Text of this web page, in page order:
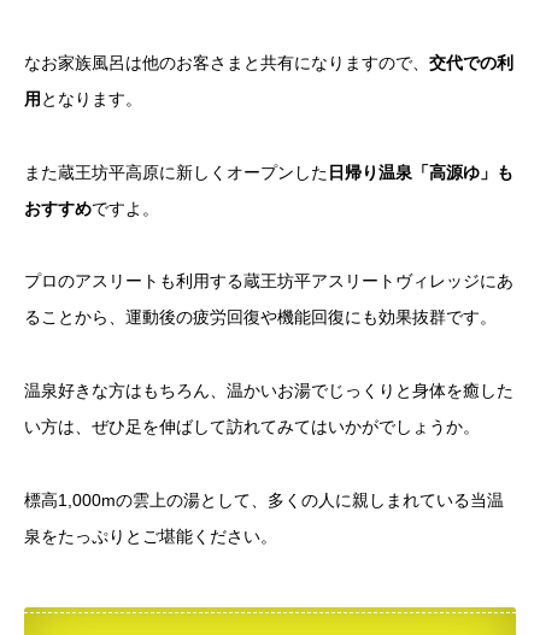
なお家族風呂は他のお客さまと共有になりますので、 交代での利
用 となります。
また蔵王坊平高原に新しくオープンした日帰り温泉「高源ゆ」も
おすすめですよ。
プロのアスリートも利用する蔵王坊平アスリートヴィレッジにあ
ることから、運動後の疲労回復や機能回復にも効果抜群です。
温泉好きな方はもちろん、温かいお湯でじっくりと身体を癒した
い方は、ぜひ足を伸ばして訪れてみてはいかがでしょうか。
標高1,000mの雲上の湯として、多くの人に親しまれている当温
泉をたっぷりとご堪能ください。